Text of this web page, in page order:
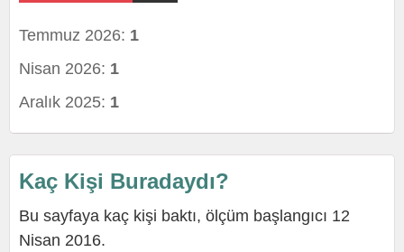
Temmuz 2026: 1
Nisan 2026: 1
Aralık 2025: 1
Kaç Kişi Buradaydı?
Bu sayfaya kaç kişi baktı, ölçüm başlangıcı 12
Nisan 2016.